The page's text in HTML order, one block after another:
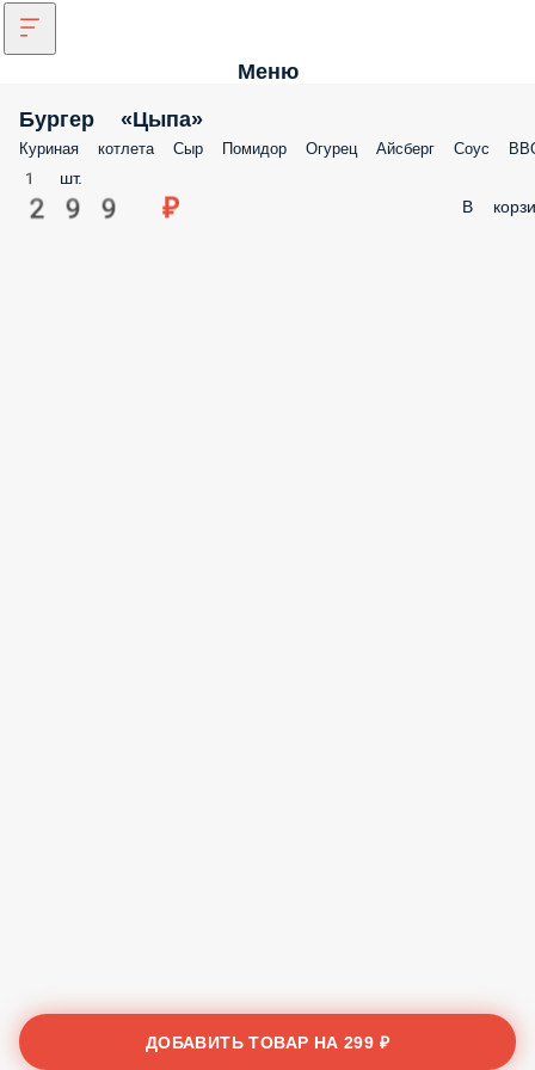
Меню
Бургер «Цыпа»
Куриная котлета Сыр Помидор Огурец Айсберг Соус
1 шт.
299 ₽ В
ДОБАВИТЬ ТОВАР НА299 ₽